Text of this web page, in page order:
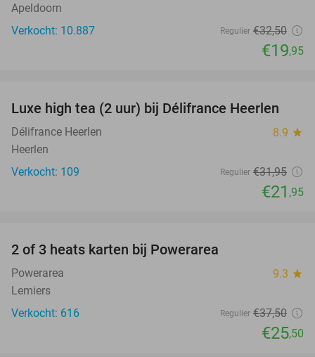
Apeldoorn
Verkocht: 10.887
Regulier €32,50
€19,95
31%
Luxe high tea (2 uur) bij Délifrance Heerlen
Délifrance Heerlen 8.9 star
Heerlen
Verkocht: 109
Regulier €31,95
€21 ,95
2 of 3 heats karten bij Powerarea
Powerarea 9.3 star
Lemiers
Verkocht: 616
Regulier €37,50
€25,50